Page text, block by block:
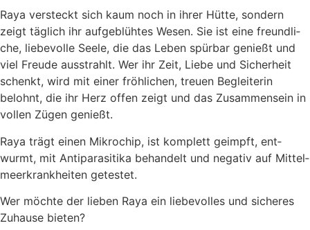
Raya ver­steckt sich kaum noch in ihrer Hüt­te, son­dern
zeigt täg­lich ihr auf­ge­blüh­tes Wesen. Sie ist eine freund­li­
che, lie­be­vol­le See­le, die das Leben spür­bar genießt und
viel Freu­de aus­strahlt. Wer ihr Zeit, Lie­be und Sicher­heit
schenkt, wird mit einer fröh­li­chen, treu­en Beglei­te­rin
belohnt, die ihr Herz offen zeigt und das Zusam­men­sein in
vol­len Zügen genießt.
Raya trägt einen Mikro­chip, ist kom­plett geimpft, ent­
wurmt, mit Anti­pa­ra­si­ti­ka behan­delt und nega­tiv auf Mit­tel­
meer­krank­hei­ten getes­tet.
Wer möch­te der lie­ben Raya ein lie­be­vol­les und siche­res
Zuhau­se bie­ten?